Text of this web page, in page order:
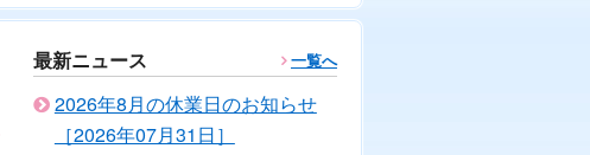
最新ニュース 一覧へ
2026年8月の休業日のお知らせ
［2026年07月31日］